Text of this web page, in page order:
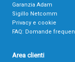
Garanzia Adam
Sigillo Netcomm
Privacy e cookie
FAQ: Domande
Area clienti